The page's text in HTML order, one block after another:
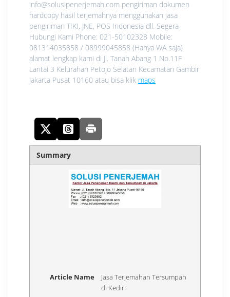
info@solusipenerjemah.com pengiriman dokumen
hardcopy hasil terjemahnya menggunakan jasa
pengiriman TIKI, JNE, POS Indonesia dll. Segera
Hubungi Kami Phone: 021-50102328 Mobile:
081314035858 / 08999045858 (Hanya WA saja)
alamat lengkap kami di Jl. Tanah Abang 1 No.11F
Lantai 3 Kelurahan Petojo Selatan Kecamatan Gambir
Jakarta Pusat 10160 atau bisa klik maps
Summary
Article Name
Jasa Terjemahan Tersumpah
di Kediri